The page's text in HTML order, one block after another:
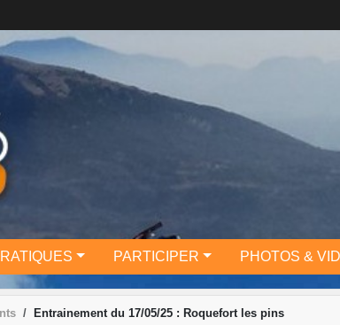
PARTICIPER PHOTOS &
Entrainement du 17/05/25 : Roquefort les pins